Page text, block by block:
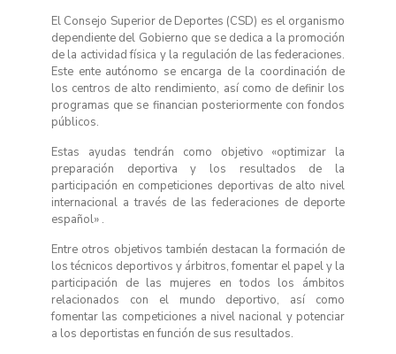
El Consejo Superior de Deportes (CSD) es el organismo
dependiente del Gobierno que se dedica a la promoción
de la actividad física y la regulación de las federaciones.
Este ente autónomo se encarga de la coordinación de
los centros de alto rendimiento, así como de definir los
programas que se financian posteriormente con fondos
públicos.
Estas ayudas tendrán como objetivo «optimizar la
preparación deportiva y los resultados de la
participación en competiciones deportivas de alto nivel
internacional a través de las federaciones de deporte
español» .
Entre otros objetivos también destacan la formación de
los técnicos deportivos y árbitros, fomentar el papel y la
participación de las mujeres en todos los ámbitos
relacionados con el mundo deportivo, así como
fomentar las competiciones a nivel nacional y potenciar
a los deportistas en función de sus resultados.